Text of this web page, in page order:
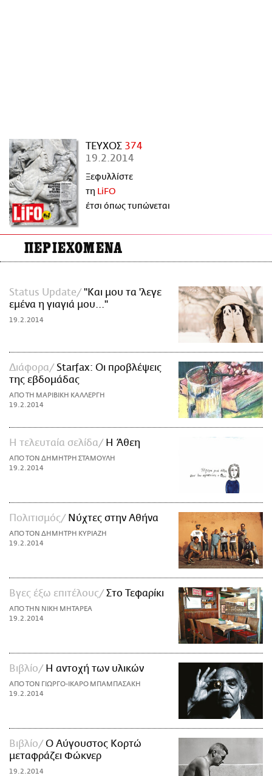
ΤΕΥΧΟΣ 374
19.2.2014
Ξεφυλλίστε
τη LiFO
έτσι όπως τυπώνεται
ΠΕΡΙΕΧΟΜΕΝΑ
Status Update
''Και μου τα 'λεγε
εμένα η γιαγιά μου...''
19.2.2014
Διάφορα
Starfax: Οι προβλέψεις
της εβδομάδας
ΑΠΟ ΤΗ ΜΑΡΙΒΙΚΗ ΚΑΛΛΕΡΓΗ
19.2.2014
Η τελευταία σελίδα Η Άθεη
ΑΠΟ ΤΟΝ ΔΗΜΗΤΡΗ ΣΤΑΜΟΥΛΗ
19.2.2014
Πολιτισμός Νύχτες στην Αθήνα
ΑΠΟ ΤΟΝ ΔΗΜΗΤΡΗ ΚΥΡΙΑΖΗ
19.2.2014
Βγες έξω επιτέλους Στο Τεφαρίκι
ΑΠΟ ΤΗΝ ΝΙΚΗ ΜΗΤΑΡΕΑ
19.2.2014
Βιβλίο Η αντοχή των υλικών
ΑΠΟ ΤΟΝ ΓΙΩΡΓΟ-ΙΚΑΡΟ ΜΠΑΜΠΑΣΑΚΗ
19.2.2014
Βιβλίο
Ο Αύγουστος Κορτώ
μεταφράζει Φώκνερ
19.2.2014